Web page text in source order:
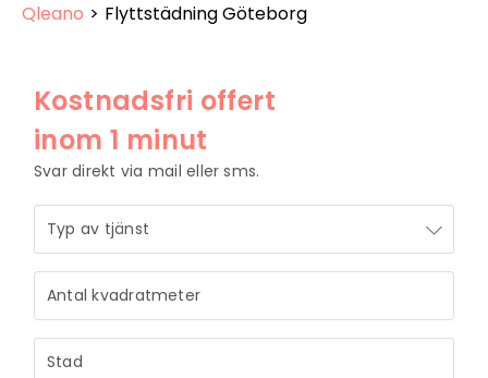
Qleano > Flyttstädning Göteborg
Kostnadsfri offert
inom 1 minut
Svar direkt via mail eller sms.